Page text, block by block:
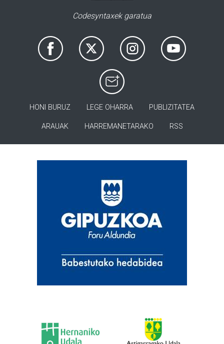
Codesyntaxek garatua
HONI BURUZ LEGE OHARRA PUBLIZITATEA
ARAUAK HARREMANETARAKO RSS